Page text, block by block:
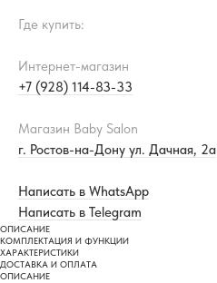
Где купить:
Интернет-магазин
+7 (928) 114-83-33
Магазин Baby Salon
г. Ростов-на-Дону ул. Дачная, 2а
Написать в WhatsApp
Написать в Telegram
ОПИСАНИЕ
КОМПЛЕКТАЦИЯ И ФУНКЦИИ
ХАРАКТЕРИСТИКИ
ДОСТАВКА И ОПЛАТА
ОПИСАНИЕ